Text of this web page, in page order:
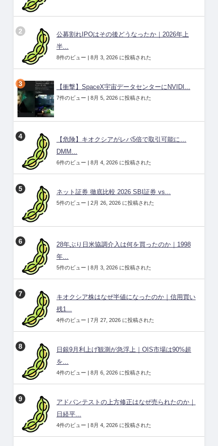
公募割れIPOはその後どうなったか｜2026年上
半...
8件のビュー | 8月 3, 2026 に投稿された
【衝撃】SpaceX宇宙データセンターにNVIDI...
7件のビュー | 8月 5, 2026 に投稿された
【危険】キオクシアがレバ5倍で取引可能に…
DMM...
6件のビュー | 8月 4, 2026 に投稿された
ネット証券 徹底比較 2026 SBI証券 vs...
5件のビュー | 2月 26, 2026 に投稿された
28年ぶり日米協調介入は何を買ったのか｜1998
年...
5件のビュー | 8月 3, 2026 に投稿された
キオクシア株はなぜ半値になったのか｜信用買い
残1...
4件のビュー | 7月 27, 2026 に投稿された
日銀9月利上げ観測が急浮上｜OIS市場は90%超
を...
4件のビュー | 8月 6, 2026 に投稿された
アドバンテストの上方修正はなぜ売られたのか｜
日経平...
4件のビュー | 8月 4, 2026 に投稿された